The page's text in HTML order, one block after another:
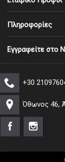
Πληροφορίες
Εγγραφείτε στο
+30
Όθωνος 46,